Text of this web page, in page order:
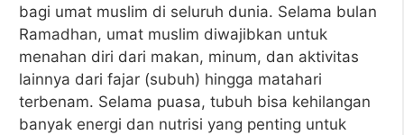
bagi umat muslim di seluruh dunia. Selama bulan
Ramadhan, umat muslim diwajibkan untuk
menahan diri dari makan, minum, dan aktivitas
lainnya dari fajar (subuh) hingga matahari
terbenam. Selama puasa, tubuh bisa kehilangan
banyak energi dan nutrisi yang penting untuk